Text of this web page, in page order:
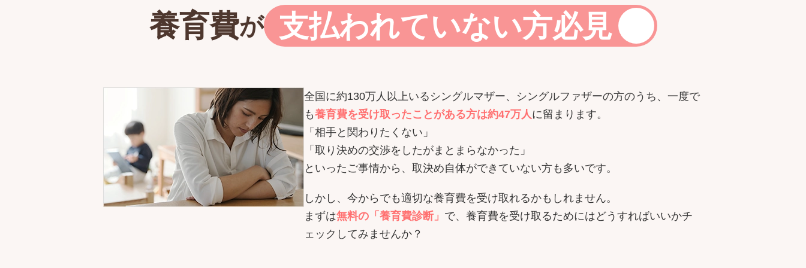
養育費が 支払われていない方必見
全国に約130万人以上いるシングルマザー、シングルファザーの方のうち、一度で
も養育費を受け取ったことがある方は約47万人 に留まります。
「相手と関わりたくない」
「取り決めの交渉をしたがまとまらなかった」
といったご事情から、取決め自体ができていない方も多いです。
しかし、今からでも適切な養育費を受け取れるかもしれません。
まずは無料の「養育費診断」 で、養育費を受け取るためにはどうすればいいかチ
ェックしてみませんか？